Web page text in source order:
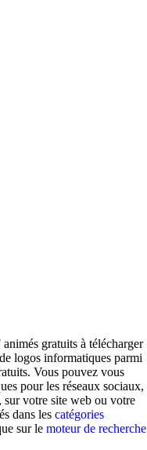
gratuits à télécharger
logos informatiques parmi
Vous pouvez vous
pour les réseaux sociaux,
sur votre site web ou votre
dans les catégories
sur le moteur de recherche